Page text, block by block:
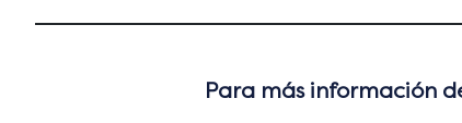
Para más información